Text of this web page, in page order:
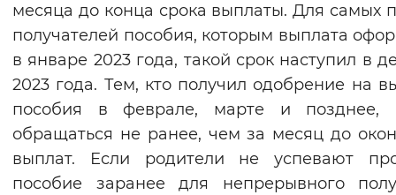
Изображения
Включены Выключены
Звуковой ассистент
Воспроизвести Остановить
месяца до конца срока выплаты. Для самых
получателей пособия, которым выплата
в январе 2023 года, такой срок наступил в
2023 года. Тем, кто получил одобрение на
пособия в феврале, марте и позднее,
обращаться не ранее, чем за месяц до
выплат. Если родители не успевают
пособие заранее для непрерывного